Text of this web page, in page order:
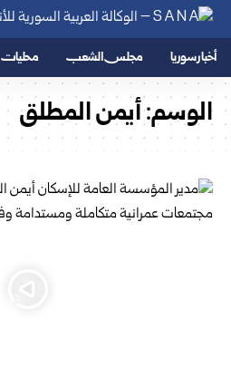
أخبار سوريا مجلس الشعب محليات
الوسم:أيمن المطلق